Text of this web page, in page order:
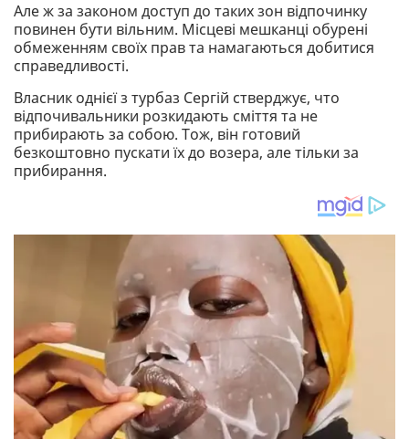
Але ж за законом доступ до таких зон відпочинку
повинен бути вільним. Місцеві мешканці обурені
обмеженням своїх прав та намагаються добитися
справедливості.
Власник однієї з турбаз Сергій стверджує, что
відпочивальники розкидають сміття та не
прибирають за собою. Тож, він готовий
безкоштовно пускати їх до возера, але тільки за
прибирання.